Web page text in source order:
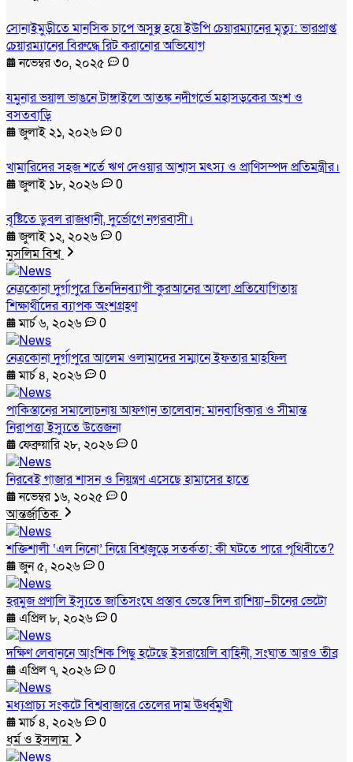
সোনাইমুড়ীতে মানসিক চাপে অসুস্থ হয়ে ইউপি চেয়ারম্যানের মৃত্যু: ভারপ্রাপ্ত
চেয়ারম্যানের বিরুদ্ধে রিট করানোর অভিযোগ
নভেম্বর ৩০, ২০২৫
0
যমুনার ভয়াল ভাঙনে টাঙ্গাইলে আতঙ্ক নদীগর্ভে মহাসড়কের অংশ ও
বসতবাড়ি
জুলাই ২১, ২০২৬
0
খামারিদের সহজ শর্তে ঋণ দেওয়ার আশ্বাস মৎস্য ও প্রাণিসম্পদ প্রতিমন্ত্রীর।
জুলাই ১৮, ২০২৬
0
বৃষ্টিতে ডুবল রাজধানী, দুর্ভোগে নগরবাসী।
জুলাই ১২, ২০২৬
0
মুসলিম বিশ্ব
নেত্রকোনা দুর্গাপুরে তিনদিনব্যাপী কুরআনের আলো প্রতিযোগিতায়
শিক্ষার্থীদের ব্যাপক অংশগ্রহণ
মার্চ ৬, ২০২৬
0
নেত্রকোনা দুর্গাপুরে আলেম ওলামাদের সম্মানে ইফতার মাহফিল
মার্চ ৪, ২০২৬
0
পাকিস্তানের সমালোচনায় আফগান তালেবান: মানবাধিকার ও সীমান্ত
নিরাপত্তা ইস্যুতে উত্তেজনা
ফেব্রুয়ারি ২৮, ২০২৬
0
নিরবেই গাজার শাসন ও নিয়ন্ত্রণ এসেছে হামাসের হাতে
নভেম্বর ১৬, ২০২৫
0
আন্তর্জাতিক
শক্তিশালী ‘এল নিনো’ নিয়ে বিশ্বজুড়ে সতর্কতা: কী ঘটতে পারে পৃথিবীতে?
জুন ৫, ২০২৬
0
হরমুজ প্রণালি ইস্যুতে জাতিসংঘে প্রস্তাব ভেস্তে দিল রাশিয়া–চীনের ভেটো
এপ্রিল ৮, ২০২৬
0
দক্ষিণ লেবাননে আংশিক পিছু হটেছে ইসরায়েলি বাহিনী, সংঘাত আরও তীব্র
এপ্রিল ৭, ২০২৬
0
মধ্যপ্রাচ্য সংকটে বিশ্ববাজারে তেলের দাম ঊর্ধ্বমুখী
মার্চ ৪, ২০২৬
0
ধর্ম ও ইসলাম